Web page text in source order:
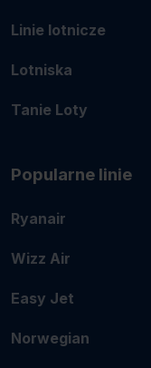
Linie lotnicze
Lotniska
Tanie Loty
Popularne linie
Ryanair
Wizz Air
Easy Jet
Norwegian